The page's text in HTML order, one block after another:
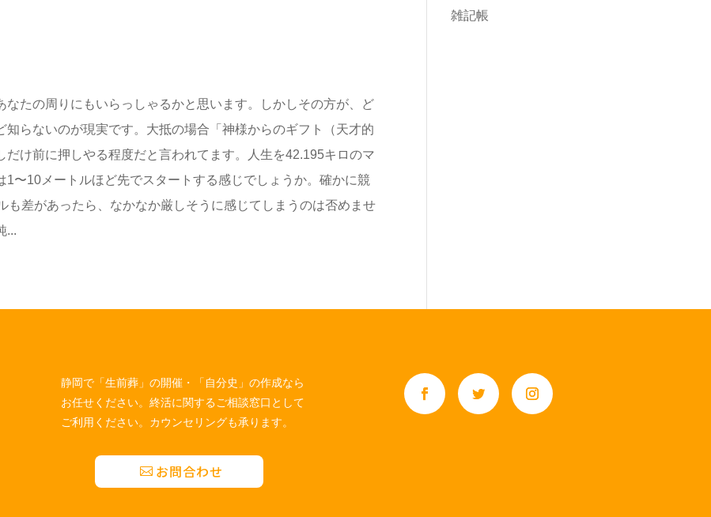
なたの周りにもいらっしゃるかと思います。しかしその方が、ど
らないのが現実です。大抵の場合「神様からのギフト（天才的
け前に押しやる程度だと言われてます。人生を42.195キロのマ
〜10メートルほど先でスタートする感じでしょうか。確かに競
も差があったら、なかなか厳しそうに感じてしまうのは否めませ
...
雑記帳
静岡で「生前葬」の開催・「自分史」の作成なら
お任せください。終活に関するご相談窓口として
ご利用ください。カウンセリングも承ります。
お問合わせ